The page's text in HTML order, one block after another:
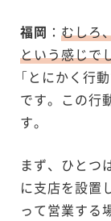
福岡 ：むしろ
という感じで
「とにかく行
です。この行
す。
まず、ひとつ
に支店を設置
って営業する